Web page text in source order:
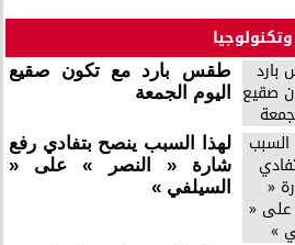
طقس بارد مع تكون صقيع
اليوم الجمعة
لهذا السبب ينصح بتفادي رفع
شارة « النصر » على «
السيلفي »